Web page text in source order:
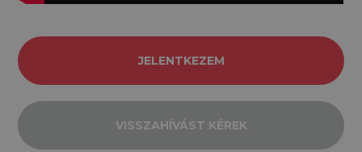
JELENTKEZEM
VISSZAHÍVÁST KÉREK